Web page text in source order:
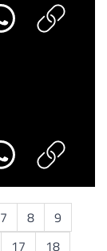
7 8
9
17 18